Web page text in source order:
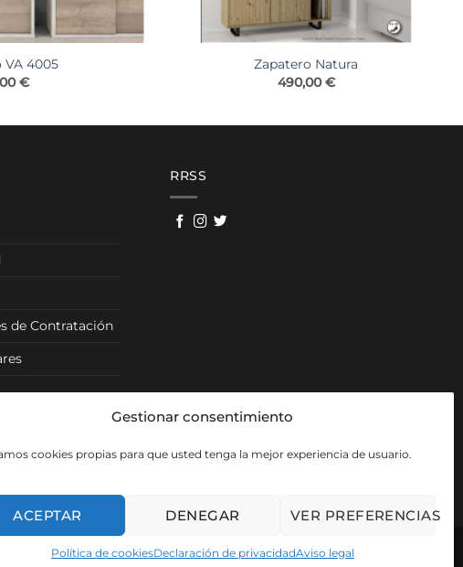
Gestionar consentimiento
cookies propias para que usted tenga la mejor experiencia de usuario.
ACEPTAR DENEGAR VER PREFERENCIAS
Política de cookiesDeclaración de privacidadAviso legal
VA 4005
€
Zapatero Natura
490,00€
de Contratación
RRSS
Visa